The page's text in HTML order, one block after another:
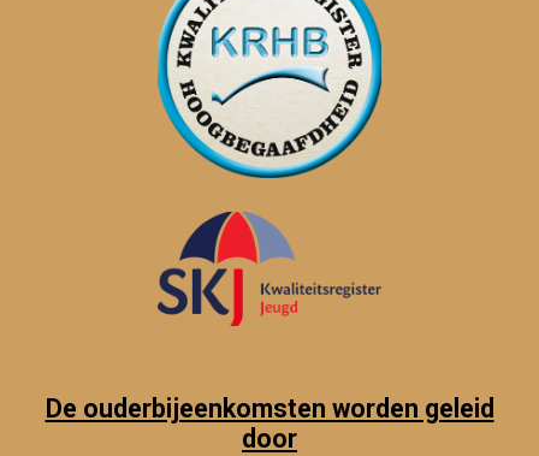
De ouderbijeenkomsten worden geleid
door